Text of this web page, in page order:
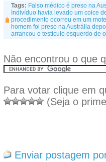
Tags: Falso médico é preso na
Indivíduo havia levado um coice
procedimento ocorreu em um
homem foi preso na Austrália
arrancou o testículo esquerdo de
Não encontrou o que
Para votar clique em
(Seja o
Enviar postagem